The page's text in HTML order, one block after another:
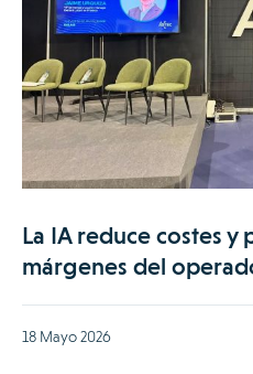
La IA reduce costes y
márgenes del
18 Mayo 2026